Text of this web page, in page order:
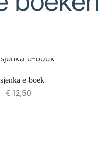
e-boek
€12,50